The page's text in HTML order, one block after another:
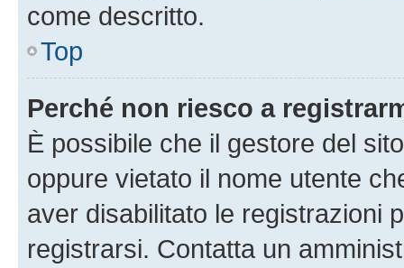
come descritto.
Top
Perché non riesco a
È possibile che il gestore del
oppure vietato il nome utente
aver disabilitato le registrazioni
registrarsi. Contatta un